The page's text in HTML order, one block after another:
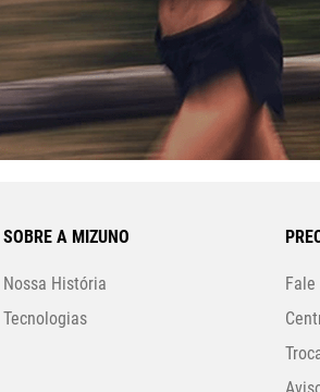
SOBRE A MIZUNO
Nossa História
Tecnologias
Fale